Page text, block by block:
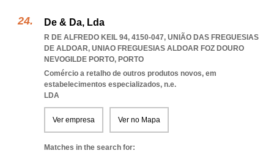
De & Da, Lda
R DE ALFREDO KEIL 94, 4150-047, UNIÃO DAS FREGUESIAS
DE ALDOAR, UNIAO FREGUESIAS ALDOAR FOZ DOURO
NEVOGILDE PORTO, PORTO
Comércio a retalho de outros produtos novos, em
estabelecimentos especializados, n.e.
LDA
Ver empresa Ver no Mapa
Matches in the search for: